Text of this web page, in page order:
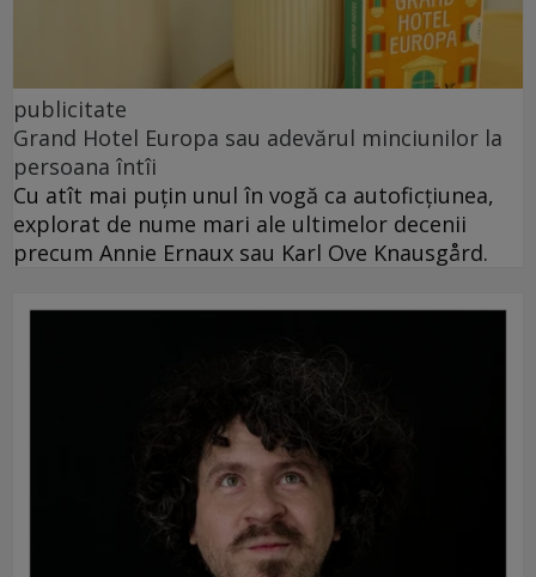
publicitate
Grand Hotel Europa sau adevărul minciunilor la
persoana întîi
Cu atît mai puțin unul în vogă ca autoficțiunea,
explorat de nume mari ale ultimelor decenii
precum Annie Ernaux sau Karl Ove Knausgård.